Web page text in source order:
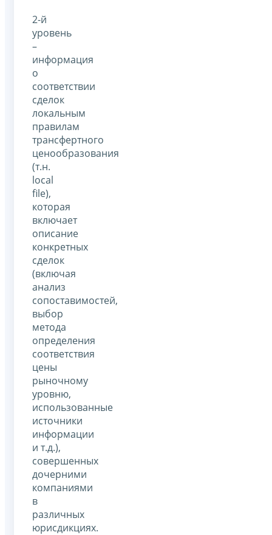
2-й
уровень
–
информация
о
соответствии
сделок
локальным
правилам
трансфертного
ценообразования
(т.н.
local
file),
которая
включает
описание
конкретных
сделок
(включая
анализ
сопоставимостей,
выбор
метода
определения
соответствия
цены
рыночному
уровню,
использованные
источники
информации
и т.д.),
совершенных
дочерними
компаниями
в
различных
юрисдикциях.